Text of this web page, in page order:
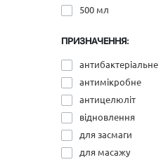
500 мл
ПРИЗНАЧЕННЯ:
антибактеріальне
антимікробне
антицелюліт
відновлення
для засмаги
для масажу